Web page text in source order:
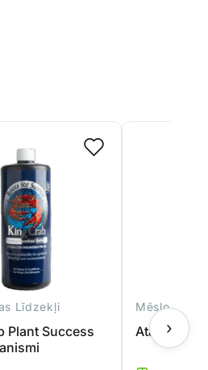
Līdzekļi
Plant Success
Atami
›